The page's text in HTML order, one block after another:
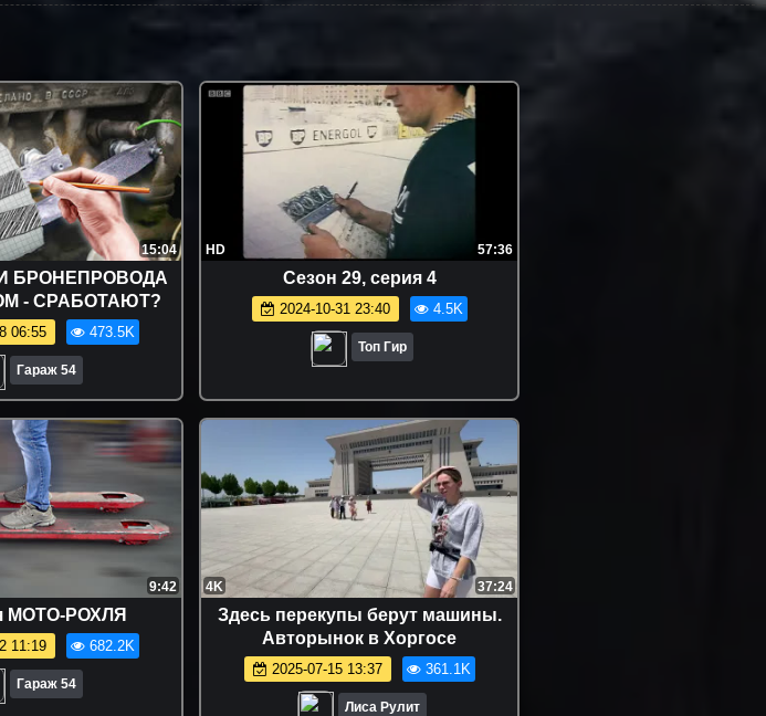
15:04
БРОНЕПРОВОДА
- СРАБОТАЮТ?
06:55 473.5K
Гараж 54
HD 57:36
Сезон 29, серия 4
2024-10-31 23:40 4.5K
Топ Гир
9:42
МОТО-РОХЛЯ
11:19 682.2K
Гараж 54
4K 37:24
Здесь перекупы берут машины.
Авторынок в Хоргосе
2025-07-15 13:37 361.1K
Лиса Рулит